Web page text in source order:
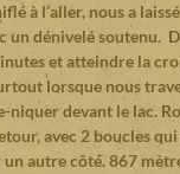
à l’aller, nous a
dénivelé soutenu.
et atteindre la
lorsque nous
devant le lac.
avec 2 boucles
autre côté. 867